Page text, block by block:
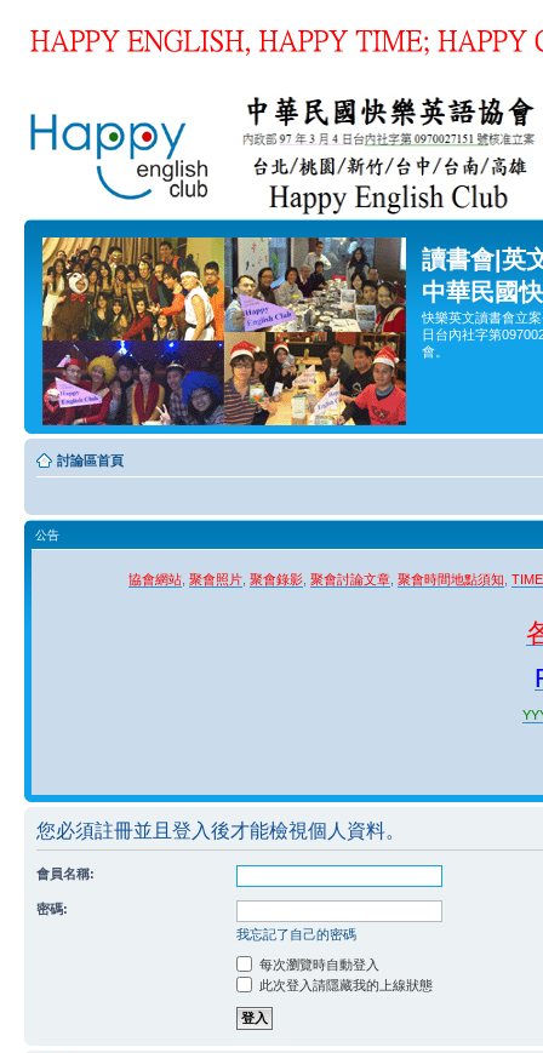
讀書會|英
中華民國
快樂英文讀書會立
日台內社字第
會。
討論區首頁
公告
協會網站 聚會照片 聚會錄影 聚會討論文章 聚會時間地點須知
您必須註冊並且登入後才能檢視個人資料。
會員名稱:
密碼:
我忘記了自己的密碼
每次瀏覽時自動登入
此次登入請隱藏我的上線狀態